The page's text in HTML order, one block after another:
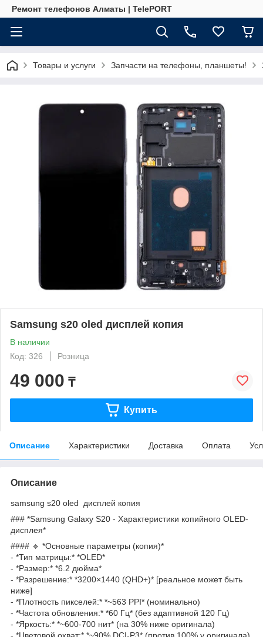
Ремонт телефонов Алматы | TelePORT
Товары и услуги Запчасти на телефоны, планшеты!
Samsung s20 oled дисплей копия
В наличии
Код: 326
Розница
49 000 ₸
Купить
Описание Характеристики Доставка Оплата
Описание
samsung s20 oled дисплей копия
### *Samsung Galaxy S20 - Характеристики копийного OLED-
дисплея*
#### 🔹 *Основные параметры (копия)*
- *Тип матрицы:* *OLED*
- *Размер:* *6.2 дюйма*
- *Разрешение:* *3200×1440 (QHD+)* [реальное может быть
ниже]
- *Плотность пикселей:* *~563 PPI* (номинально)
- *Частота обновления:* *60 Гц* (без адаптивной 120 Гц)
- *Яркость:* *~600-700 нит* (на 30% ниже оригинала)
- *Цветовой охват:* *~90% DCI-P3* (против 100% у оригинала)